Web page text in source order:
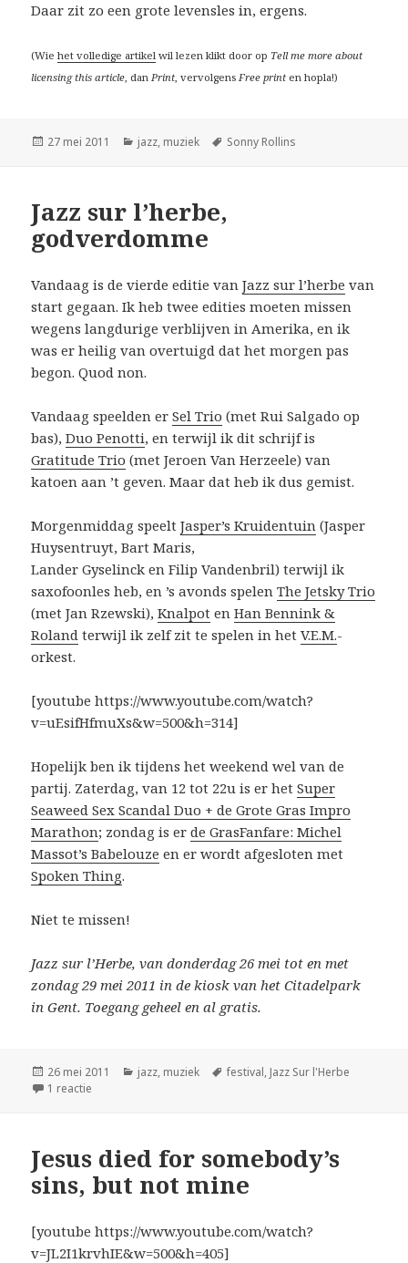
Daar zit zo een grote levensles in, ergens.
(Wiehet volledige artikel wil lezen klikt door op Tell me more about
licensing this article, danPrint, vervolgensFree print en hopla!)
Geplaatst
27 mei 2011 Categorieën
jazz, muziek Tags
Sonny Rollins
Jazz sur l’herbe,
godverdomme
Vandaag is de vierde editie vanJazz sur l’herbe van
start gegaan. Ik heb twee edities moeten missen
wegens langdurige verblijven in Amerika, en ik
was er heilig van overtuigd dat het morgen pas
begon. Quod non.
Vandaag speelden erSel Trio (met Rui Salgado op
bas),Duo Penotti, en terwijl ik dit schrijf is
Gratitude Trio (met Jeroen Van Herzeele) van
katoen aan ’t geven. Maar dat heb ik dus gemist.
Morgenmiddag speeltJasper’s Kruidentuin (Jasper
Huysentruyt, Bart Maris,
Lander Gyselinck en Filip Vandenbril) terwijl ik
saxofoonles heb, en ’s avonds spelenThe Jetsky Trio
(met Jan Rzewski),Knalpot enHan Bennink &
Roland terwijl ik zelf zit te spelen in hetV.E.M.-
orkest.
[youtube https://www.youtube.com/watch?
v=uEsifHfmuXs&w=500&h=314]
Hopelijk ben ik tijdens het weekend wel van de
partij. Zaterdag, van 12 tot 22u is er hetSuper
Seaweed Sex Scandal Duo + de Grote Gras Impro
Marathon; zondag is erde GrasFanfare: Michel
Massot’s Babelouze en er wordt afgesloten met
Spoken Thing.
Niet te missen!
Jazz sur l’Herbe, van donderdag 26 mei tot en met
zondag 29 mei 2011 in de kiosk van het Citadelpark
in Gent. Toegang geheel en al gratis.
Geplaatst
op
26 mei 2011 Categorieën
jazz, muziek Tags
festival, Jazz Sur l'Herbe
1 reactie
Jesus died for somebody’s
sins, but not mine
[youtube https://www.youtube.com/watch?
v=JL2I1krvhIE&w=500&h=405]